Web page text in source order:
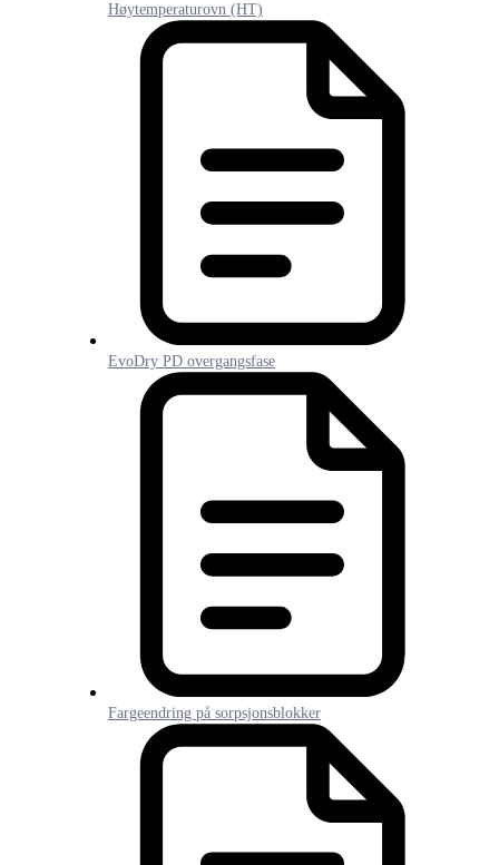
Høytemperaturovn (HT)
EvoDry PD overgangsfase
Fargeendring på sorpsjonsblokker